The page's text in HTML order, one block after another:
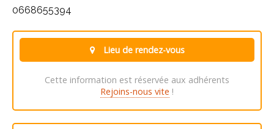
0668655394
Lieu de rendez-vous
Cette information est réservée aux adhérents
Rejoins-nous vite !